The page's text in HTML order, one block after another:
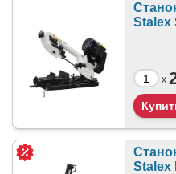
Stalex
x
Stalex